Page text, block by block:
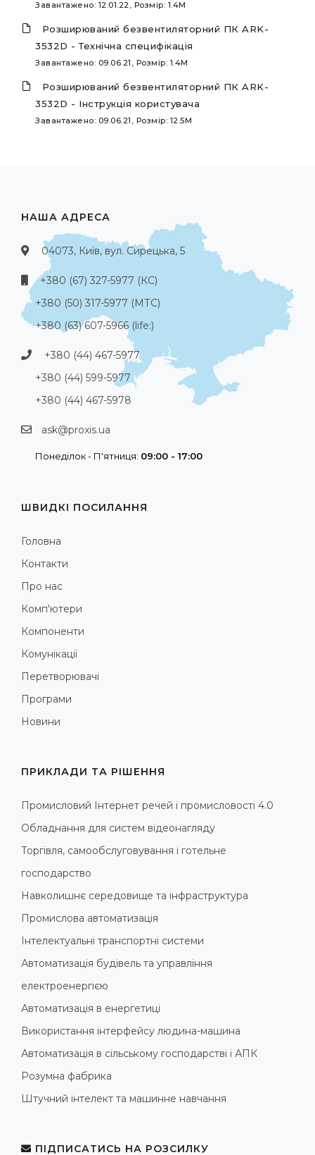
Завантажено: 12.01.22, Розмір: 1.4M
Розширюваний безвентиляторний ПК ARK-
3532D - Технічна специфікація
Завантажено: 09.06.21, Розмір: 1.4M
Розширюваний безвентиляторний ПК ARK-
3532D - Інструкція користувача
Завантажено: 09.06.21, Розмір: 12.5M
НАША АДРЕСА
04073, Київ, вул. Сирецька, 5
+380 (67) 327-5977 (КС)
+380 (50) 317-5977 (МТС)
+380 (63) 607-5966 (life:)
+380 (44) 467-5977
+380 (44) 599-5977
+380 (44) 467-5978
ask@proxis.ua
Понеділок - П'ятниця: 09:00 - 17:00
ШВИДКІ ПОСИЛАННЯ
Головна
Контакти
Про нас
Комп'ютери
Компоненти
Комунікації
Перетворювачі
Програми
Новини
ПРИКЛАДИ ТА РІШЕННЯ
Промисловий Інтернет речей і промисловості 4.0
Обладнання для систем відеонагляду
Торгівля, самообслуговування і готельне
господарство
Навколишнє середовище та інфраструктура
Промислова автоматизація
Інтелектуальні транспортні системи
Автоматизація будівель та управління
електроенергією
Автоматизація в енергетиці
Використання інтерфейсу людина-машина
Автоматизація в сільському господарстві і АПК
Розумна фабрика
Штучний інтелект та машинне навчання
ПІДПИСАТИСЬ НА РОЗСИЛКУ